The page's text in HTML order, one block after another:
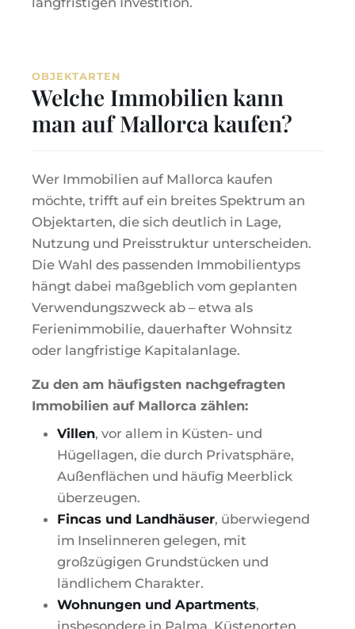
OBJEKTARTEN
Welche Immobilien kann
man auf Mallorca kaufen?
Wer Immobilien auf Mallorca kaufen
möchte, trifft auf ein breites Spektrum an
Objektarten, die sich deutlich in Lage,
Nutzung und Preisstruktur unterscheiden.
Die Wahl des passenden Immobilientyps
hängt dabei maßgeblich vom geplanten
Verwendungszweck ab – etwa als
Ferienimmobilie, dauerhafter Wohnsitz
oder langfristige Kapitalanlage.
Zu den am häufigsten nachgefragten
Immobilien auf Mallorca zählen:
Villen, vor allem in Küsten- und
Hügellagen, die durch Privatsphäre,
Außenflächen und häufig Meerblick
überzeugen.
Fincas und Landhäuser, überwiegend
im Inselinneren gelegen, mit
großzügigen Grundstücken und
ländlichem Charakter.
Wohnungen und Apartments,
insbesondere in Palma, Küstenorten